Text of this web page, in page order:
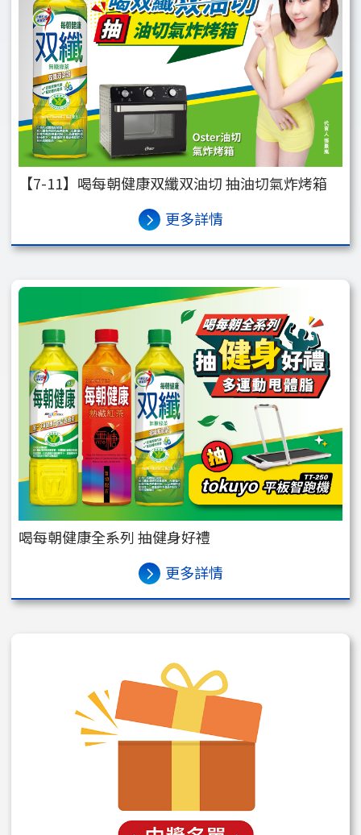
【7-11】喝每朝健康双纖双油切 抽油切氣炸烤箱
更多詳情
喝每朝健康全系列 抽健身好禮
更多詳情